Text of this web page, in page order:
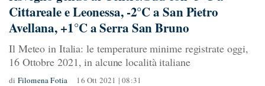
Cittareale e Leonessa, -2°C a San Pietro
Avellana, +1°C a Serra San Bruno
Il Meteo in Italia: le temperature minime registrate oggi,
16 Ottobre 2021, in alcune località italiane
di Filomena Fotia 16 Ott 2021 | 08:31